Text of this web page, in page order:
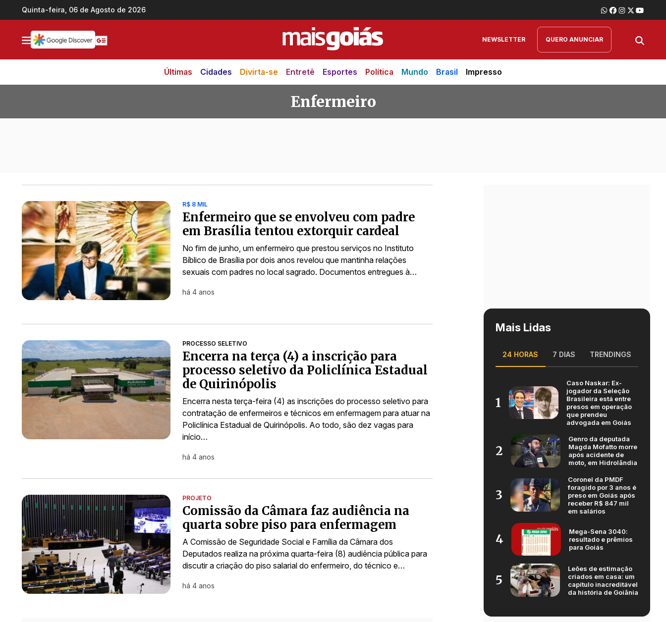
Ir direto pro conteúdo
Quinta-feira, 06 de Agosto de 2026
NEWSLETTER QUERO ANUNCIAR
Últimas Cidades Divirta-se Entretê Esportes Política Mundo Brasil Impresso
Enfermeiro
R$ 8 MIL
Enfermeiro que se envolveu com padre
em Brasília tentou extorquir cardeal
No fim de junho, um enfermeiro que prestou serviços no Instituto
Bíblico de Brasília por dois anos revelou que mantinha relações
sexuais com padres no local sagrado. Documentos entregues à…
há 4 anos
PROCESSO SELETIVO
Encerra na terça (4) a inscrição para
processo seletivo da Policlínica Estadual
de Quirinópolis
Encerra nesta terça-feira (4) as inscrições do processo seletivo para
contratação de enfermeiros e técnicos em enfermagem para atuar na
Policlínica Estadual de Quirinópolis. Ao todo, são dez vagas para
início…
há 4 anos
PROJETO
Comissão da Câmara faz audiência na
quarta sobre piso para enfermagem
A Comissão de Seguridade Social e Família da Câmara dos
Deputados realiza na próxima quarta-feira (8) audiência pública para
discutir a criação do piso salarial do enfermeiro, do técnico e…
há 4 anos
Mais Lidas
24 HORAS 7 DIAS TRENDINGS
1
Caso Naskar: Ex-
jogador da Seleção
Brasileira está entre
presos em operação
que prendeu
advogada em Goiás
2
Genro da deputada
Magda Mofatto morre
após acidente de
moto, em Hidrolândia
3
Coronel da PMDF
foragido por 3 anos é
preso em Goiás após
receber R$ 847 mil
em salários
4
Mega-Sena 3040:
resultado e prêmios
para Goiás
5
Leões de estimação
criados em casa: um
capítulo inacreditável
da história de Goiânia